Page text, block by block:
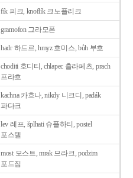
fík 피크, knoflík 크노플리크
gramofon 그라모폰
hadr 하드르, hmyz 흐미스, bůh 부흐
choditi 호디티, chlapec 흘라페츠, prach
프라흐
kachna 카흐나, nikdy 니크디, padák
파다크
lev 레프, šplhati 슈플하티, postel
포스텔
most 모스트, mrak 므라크, podzim
포드짐